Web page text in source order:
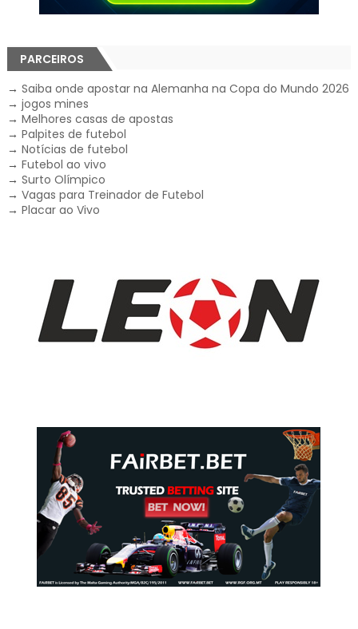
PARCEIROS
→ Saiba onde apostar na Alemanha na Copa do Mundo 2026
→ jogos mines
→ Melhores casas de apostas
→ Palpites de futebol
→ Notícias de futebol
→ Futebol ao vivo
→ Surto Olímpico
→ Vagas para Treinador de Futebol
→ Placar ao Vivo